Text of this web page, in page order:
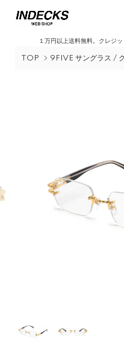
１万円以上送料無料。クレ
TOP 9FIVE サングラス /